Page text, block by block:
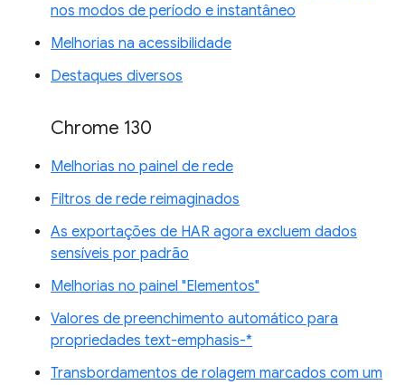
nos modos de período e instantâneo
Melhorias na acessibilidade
Destaques diversos
Chrome 130
Melhorias no painel de rede
Filtros de rede reimaginados
As exportações de HAR agora excluem dados
sensíveis por padrão
Melhorias no painel "Elementos"
Valores de preenchimento automático para
propriedades text-emphasis-*
Transbordamentos de rolagem marcados com um